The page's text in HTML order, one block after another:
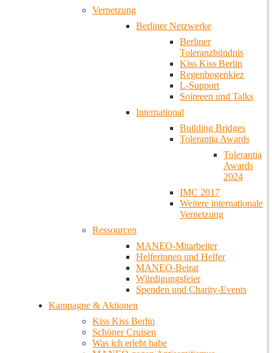
Vernetzung
Berliner Netzwerke
Berliner
Toleranzbündnis
Kiss Kiss Berlin
Regenbogenkiez
L-Support
Soireeen und Talks
International
Building Bridges
Tolerantia Awards
Tolerantia
Awards
2024
IMC 2017
Weitere internationale
Vernetzung
Ressourcen
MANEO-Mitarbeiter
Helferinnen und Helfer
MANEO-Beirat
Würdigungsfeier
Spenden und Charity-Events
Kampagne & Aktionen
Kiss Kiss Berlin
Schöner Cruisen
Was ich erlebt habe